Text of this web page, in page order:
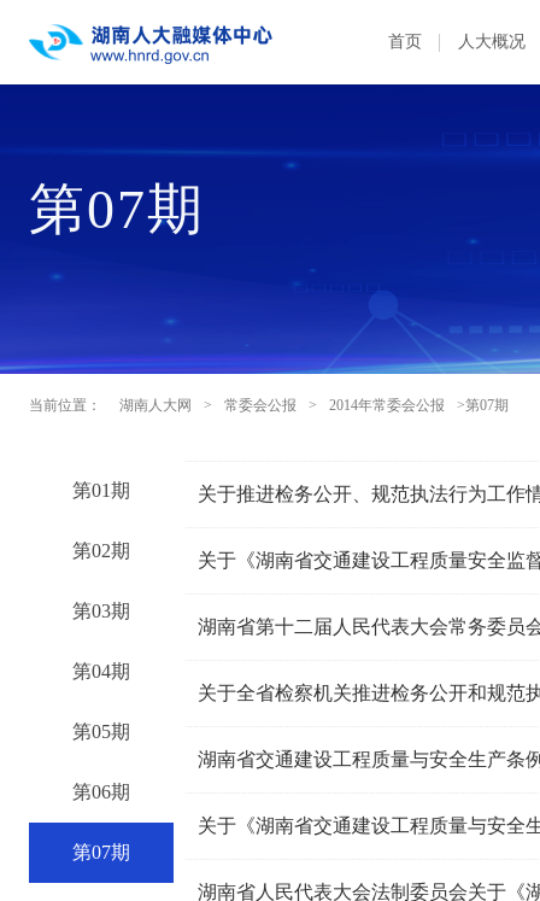
首页 人大概况
第07期
当前位置： 湖南人大网 > 常委会公报 > 2014年常委会公报 >第07期
第01期
第02期
第03期
第04期
第05期
第06期
第07期
关于推进检务公开、规范执法行为工作
关于《湖南省交通建设工程质量安全监
湖南省第十二届人民代表大会常务委员
关于全省检察机关推进检务公开和规范
湖南省交通建设工程质量与安全生产条
关于《湖南省交通建设工程质量与安全